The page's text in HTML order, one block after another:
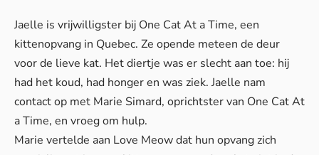
Jaelle is vrijwilligster bij One Cat At a Time, een
kittenopvang in Quebec. Ze opende meteen de deur
voor de lieve kat. Het diertje was er slecht aan toe: hij
had het koud, had honger en was ziek. Jaelle nam
contact op met Marie Simard, oprichtster van One Cat At
a Time, en vroeg om hulp.
Marie vertelde aan Love Meowdat hun opvang zich